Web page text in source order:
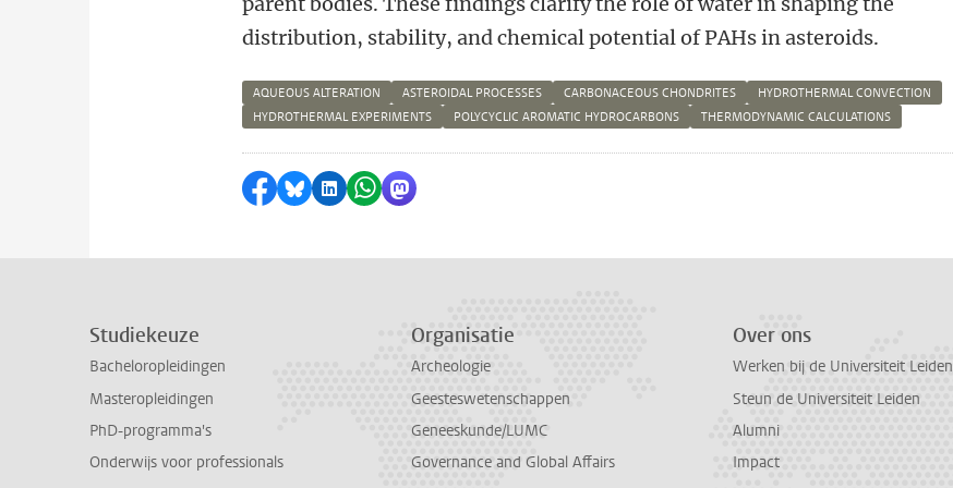
distribution, stability, and chemical potential of PAHs in asteroids.
AQUEOUS ALTERATION ASTEROIDAL PROCESSES CARBONACEOUS CHONDRITES
HYDROTHERMAL CONVECTION
HYDROTHERMAL EXPERIMENTS
POLYCYCLIC AROMATIC HYDROCARBONS THERMODYNAMIC CALCULATIONS
Delen op Facebook
Delen via Bluesky
Delen op LinkedIn
Delen via WhatsApp
Delen via Mastodon
Studiekeuze
Bacheloropleidingen
Masteropleidingen
PhD-programma's
Onderwijs voor professionals
Organisatie
Archeologie
Geesteswetenschappen
Geneeskunde/LUMC
Governance and Global Affairs
Over ons
Werken bij de Universiteit Leiden
Steun de Universiteit Leiden
Alumni
Impact